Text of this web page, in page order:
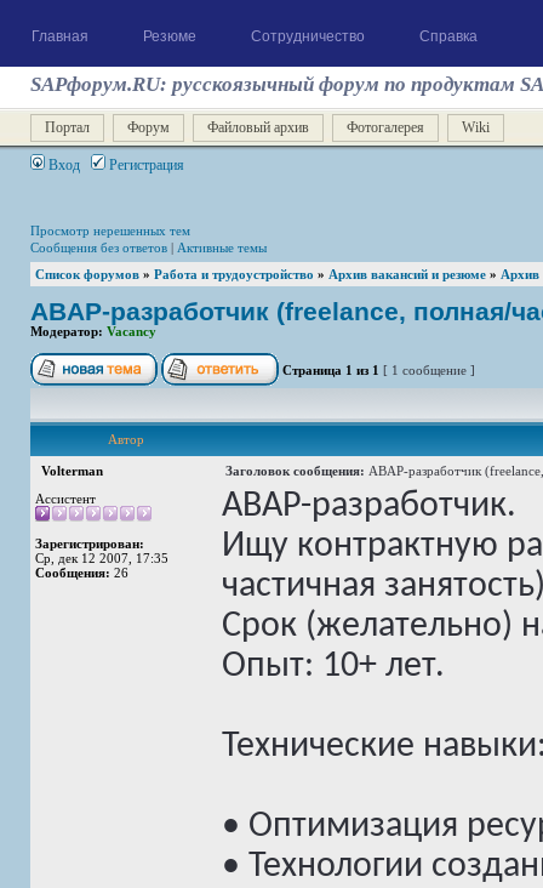
Главная Резюме Сотрудничество Справка
SAPфорум.RU: русскоязычный форум по продуктам
Портал Форум Файловый архив Фотогалерея Wiki
Вход Регистрация
Просмотр нерешенных тем
Сообщения без ответов | Активные темы
Список форумов » Работа и трудоустройство » Архив вакансий и резюме » Архив
ABAP-разработчик (freelance, полная/
Модератор: Vacancy
Страница 1 из 1 [ 1 сообщение ]
Автор
Volterman Заголовок сообщения: ABAP-разработчик
Ассистент
Зарегистрирован:
Ср, дек 12 2007, 17:35
Сообщения: 26
ABAP-разработчик.
Ищу контрактную
частичная
Срок (желательно)
Опыт: 10+ лет.
Технические
• Оптимизация
• Технологии